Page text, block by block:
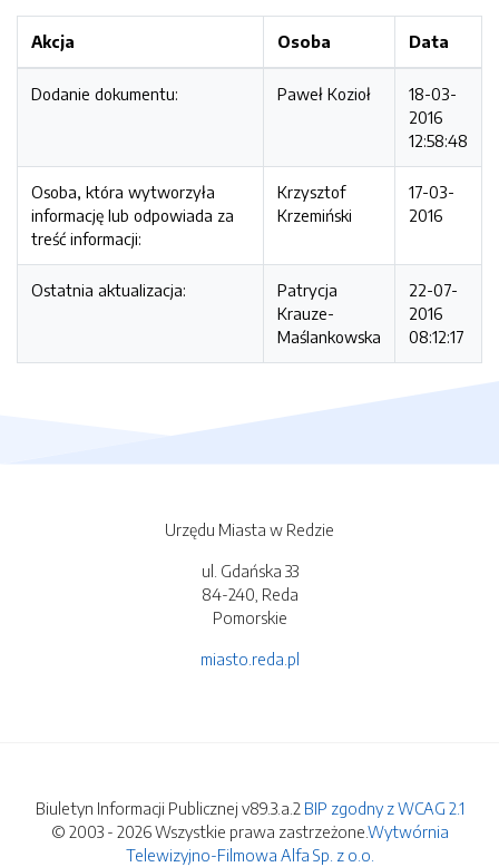
Akcja Osoba Data
Dodanie dokumentu: Paweł Kozioł
18-03-
2016
12:58:48
Osoba, która wytworzyła
informację lub odpowiada za
treść informacji:
Krzysztof
Krzemiński
17-03-
2016
Ostatnia aktualizacja:
Patrycja
Krauze-
Maślankowska
22-07-
2016
08:12:17
Urzędu Miasta w Redzie
ul. Gdańska 33
84-240, Reda
Pomorskie
miasto.reda.pl
Biuletyn Informacji Publicznej v89.3.a.2 BIP zgodny z WCAG 2.1
© 2003 - 2026 Wszystkie prawa zastrzeżone.Wytwórnia
Telewizyjno-Filmowa Alfa Sp. z o.o.